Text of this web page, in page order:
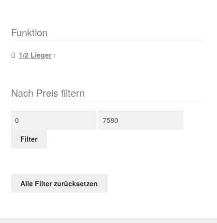
Funktion
1/2 Lieger 1
Nach Preis filtern
Preis
Preis
Filter
Alle Filter zurücksetzen